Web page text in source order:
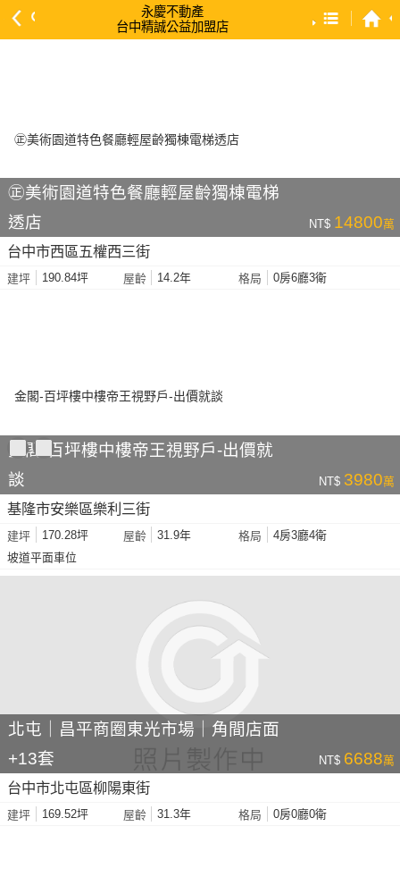
永慶不動產
台中精誠公益加盟店
依降幅 高 → 低
依土地坪數 大 → 小
㊣美術園道特色餐廳輕屋齡獨棟電梯
透店
NT$ 14800萬
台中市西區五權西三街
建坪 190.84坪 屋齡 14.2年 格局 0房6廳3衛
金閣-百坪樓中樓帝王視野戶-出價就
談
NT$ 3980萬
基隆市安樂區樂利三街
建坪 170.28坪 屋齡 31.9年 格局
4房3廳4衛
坡道平面車位
北屯｜昌平商圈東光市場｜角間店面
+13套
NT$ 6688萬
台中市北屯區柳陽東街
建坪 169.52坪 屋齡 31.3年 格局 0房0廳0衛